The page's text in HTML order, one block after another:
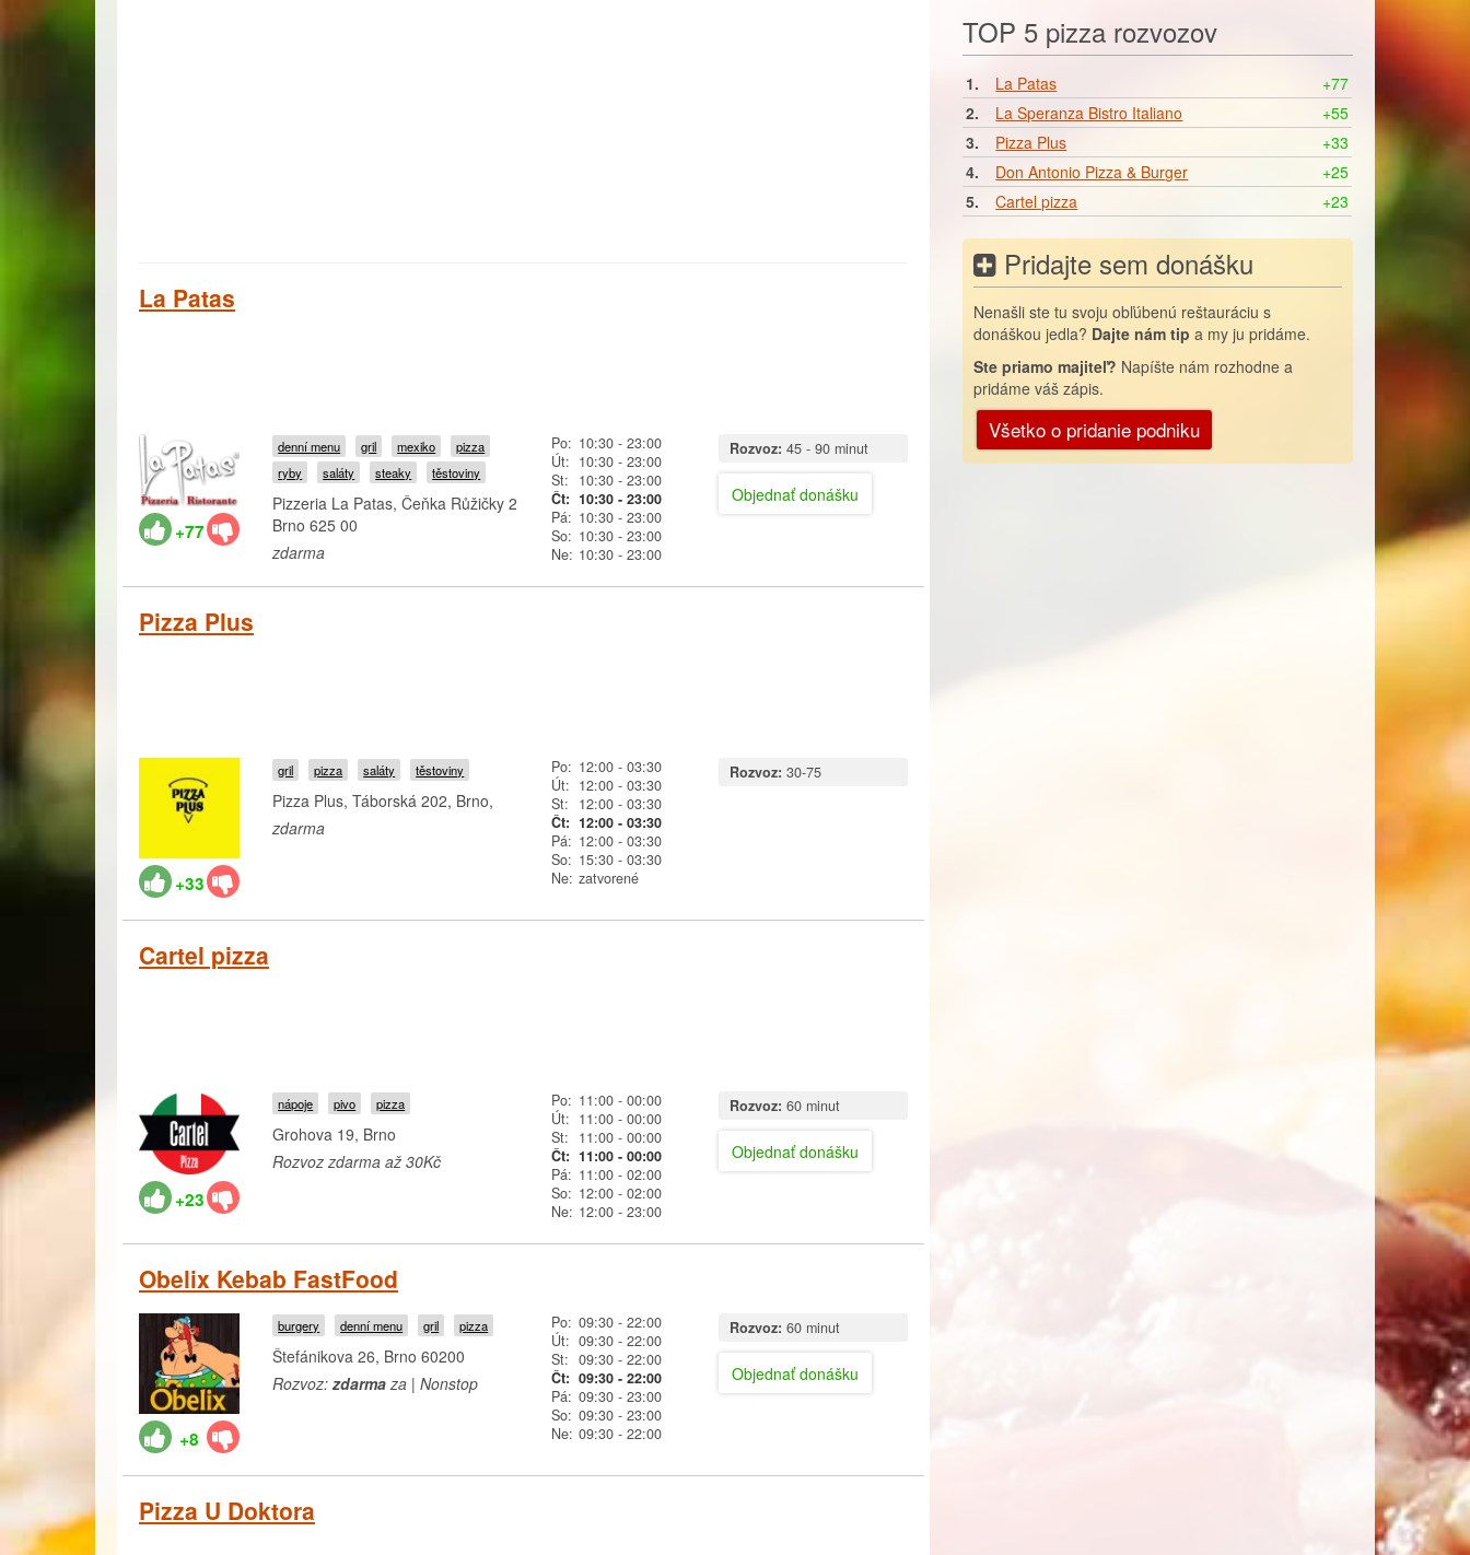
La Patas
+77
denní menu gril mexiko
pizza
ryby
saláty steaky těstoviny
Pizzeria La Patas, Čeňka Růžičky 2
Brno 625 00
zdarma
Po: 10:30- 23:00
Út: 10:30- 23:00
St:
10:30- 23:00
Čt: 10:30- 23:00
Pá: 10:30- 23:00
So: 10:30- 23:00
Ne: 10:30- 23:00
Rozvoz: 45 - 90 minut
Objednať donášku
Pizza Plus
+33
gril pizza saláty těstoviny
Pizza Plus, Táborská 202, Brno,
zdarma
Po: 12:00- 03:30
Út: 12:00- 03:30
St:
12:00- 03:30
Čt: 12:00- 03:30
Pá: 12:00- 03:30
So: 15:30- 03:30
Ne: zatvorené
Rozvoz: 30-75
Cartel pizza
+23
nápoje pivo pizza
Grohova 19, Brno
Rozvoz zdarma až 30Kč
Po: 11:00- 00:00
Út: 11:00- 00:00
St:
11:00- 00:00
Čt: 11:00- 00:00
Pá: 11:00- 02:00
So: 12:00- 02:00
Ne: 12:00- 23:00
Rozvoz: 60 minut
Objednať donášku
Obelix Kebab FastFood
+8
burgery denní menu gril pizza
Štefánikova 26, Brno 60200
Rozvoz:zdarmaza | Nonstop
Po: 09:30- 22:00
Út: 09:30- 22:00
St: 09:30- 22:00
Čt: 09:30- 22:00
Pá: 09:30- 23:00
So: 09:30- 23:00
Ne: 09:30- 22:00
Rozvoz: 60 minut
Objednať donášku
Pizza U Doktora
TOP 5 pizza rozvozov
1. La Patas
+77
2.
La Speranza Bistro Italiano
+55
3.
Pizza Plus
+33
4.
Don Antonio Pizza & Burger
+25
5.
Cartel pizza +23
Pridajte sem donášku
Nenašli ste tu svoju obľúbenú reštauráciu s
donáškou jedla? Dajte nám tipa my ju pridáme.
Ste priamo majiteľ? Napíšte nám rozhodne a
pridáme váš zápis.
Všetko o pridanie podniku